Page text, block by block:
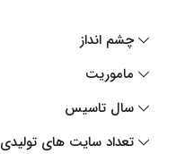
چشم انداز
ماموریت
سال تاسیس
تعداد سایت های تولیدی